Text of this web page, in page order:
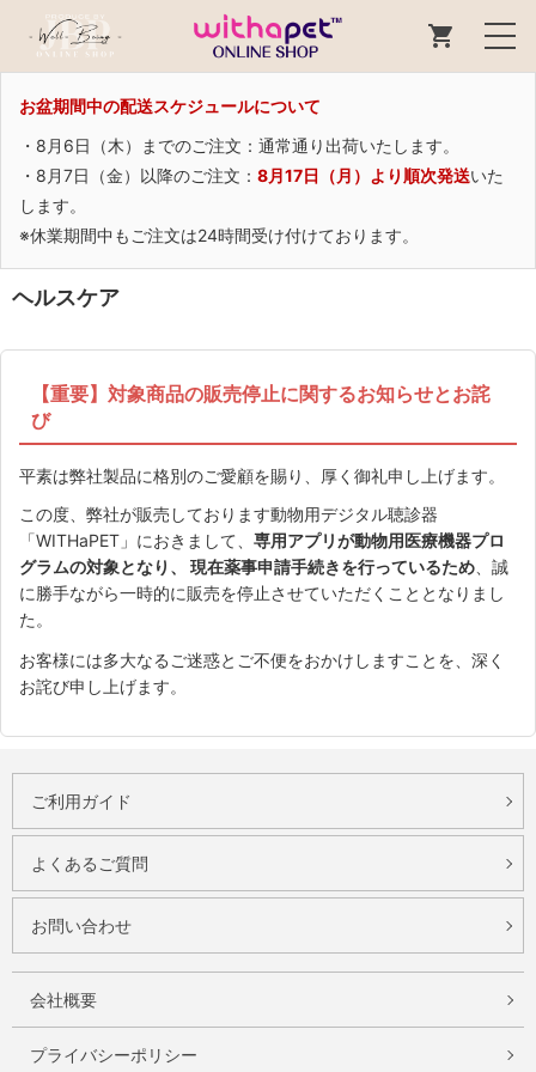
お盆期間中の配送スケジュールについて
・8月6日（木）までのご注文：通常通り出荷いたします。
・8月7日（金）以降のご注文： 8月17日（月）より順次発送いた
します。
※休業期間中もご注文は24時間受け付けております。
ヘルスケア
【重要】対象商品の販売停止に関するお知らせとお詫
び
平素は弊社製品に格別のご愛顧を賜り、厚く御礼申し上げます。
この度、弊社が販売しております動物用デジタル聴診器
「WITHaPET」におきまして、 専用アプリが動物用医療機器プロ
グラムの対象となり、 現在薬事申請手続きを行っているため 、誠
に勝手ながら一時的に販売を停止させていただくこととなりまし
た。
お客様には多大なるご迷惑とご不便をおかけしますことを、深く
お詫び申し上げます。
ご利用ガイド
よくあるご質問
お問い合わせ
会社概要
プライバシーポリシー